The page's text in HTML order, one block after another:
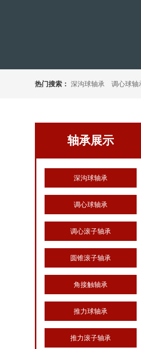
热门搜索： 深沟球轴承 调心球轴
轴承展示
深沟球轴承
调心球轴承
调心滚子轴承
圆锥滚子轴承
角接触轴承
推力球轴承
推力滚子轴承